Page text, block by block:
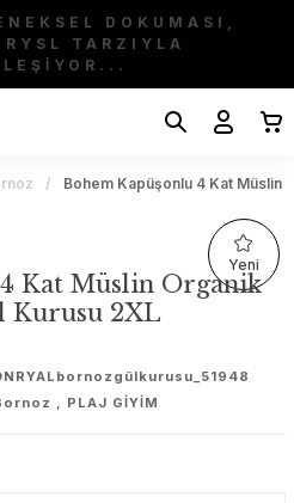
DOKUMASI,
TARZIYLA
Bohem Kapüşonlu 4 Kat Müslin
Yeni
Kat Müslin Organik
Kurusu 2XL
, PLAJ GİYİM